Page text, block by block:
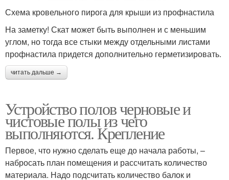
Схема кровельного пирога для крыши из профнастила
На заметку! Скат может быть выполнен и с меньшим
углом, но тогда все стыки между отдельными листами
профнастила придется дополнительно герметизировать.
читать дальше →
Устройство полов черновые и
чистовые полы из чего
выполняются. Крепление
Первое, что нужно сделать еще до начала работы, –
набросать план помещения и рассчитать количество
материала. Надо подсчитать количество балок и